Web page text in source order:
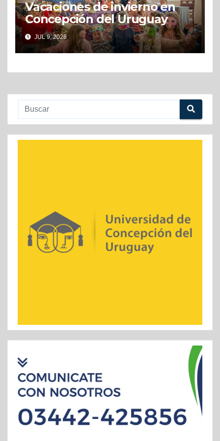
Vacaciones de invierno en
Concepción del Uruguay
JUL 9, 2026